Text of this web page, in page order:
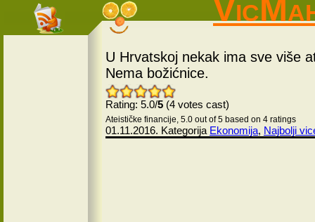
U Hrvatskoj nekak ima sve više
Nema božićnice.
Rating: 5.0/5 (4 votes cast)
Ateističke financije, 5.0 out of5 based on 4 ratings
01.11.2016. Kategorija Ekonomija, Najbolji